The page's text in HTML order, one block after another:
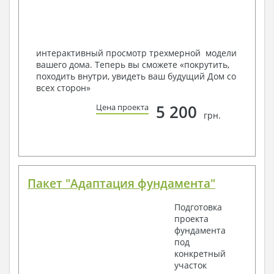
условий, за дополнительную плату.
Получить профессиональную консультацию у
наших специалистов, Вы можете любым
способом связи: закажите обратный звонок,
по viber, e-mail, телефон -
интерактивный просмотр трехмерной модели
вашего дома. Теперь вы сможете «покрутить,
походить внутри, увидеть ваш будущий Дом со
всех сторон»
Цена проекта 5 200 грн.
Пакет "Адаптация фундамента"
Подготовка
проекта
фундамента
под
конкретный
участок